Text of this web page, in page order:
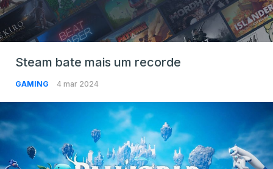
Steam bate mais um recorde
GAMING 4 mar 2024